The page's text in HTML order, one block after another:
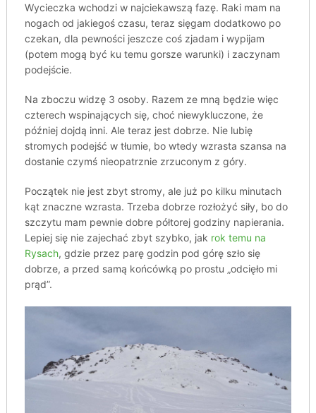
Wycieczka wchodzi w najciekawszą fazę. Raki mam na
nogach od jakiegoś czasu, teraz sięgam dodatkowo po
czekan, dla pewności jeszcze coś zjadam i wypijam
(potem mogą być ku temu gorsze warunki) i zaczynam
podejście.
Na zboczu widzę 3 osoby. Razem ze mną będzie więc
czterech wspinających się, choć niewykluczone, że
później dojdą inni. Ale teraz jest dobrze. Nie lubię
stromych podejść w tłumie, bo wtedy wzrasta szansa na
dostanie czymś nieopatrznie zrzuconym z góry.
Początek nie jest zbyt stromy, ale już po kilku minutach
kąt znaczne wzrasta. Trzeba dobrze rozłożyć siły, bo do
szczytu mam pewnie dobre półtorej godziny napierania.
Lepiej się nie zajechać zbyt szybko, jak rok temu na
Rysach, gdzie przez parę godzin pod górę szło się
dobrze, a przed samą końcówką po prostu „odcięło mi
prąd”.